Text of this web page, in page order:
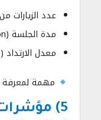
عدد الزيارات
مدة الجلسة (Session Duration).
معدل الارتداد (Bounce Rate).
مهمة لمعرفة
5)